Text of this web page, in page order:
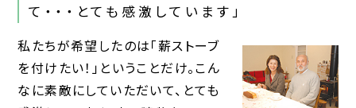
て・・・とても感激しています」
私たちが希望したのは「薪ストーブ
を付けたい！」ということだけ。こん
なに素敵にしていただいて、とても